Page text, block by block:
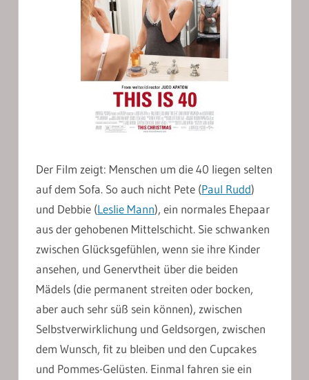
Der Film zeigt: Menschen um die 40 liegen selten
auf dem Sofa. So auch nicht Pete (Paul Rudd)
und Debbie (Leslie Mann), ein normales Ehepaar
aus der gehobenen Mittelschicht. Sie schwanken
zwischen Glücksgefühlen, wenn sie ihre Kinder
ansehen, und Genervtheit über die beiden
Mädels (die permanent streiten oder bocken,
aber auch sehr süß sein können), zwischen
Selbstverwirklichung und Geldsorgen, zwischen
dem Wunsch, fit zu bleiben und den Cupcakes
und Pommes-Gelüsten. Einmal fahren sie ein